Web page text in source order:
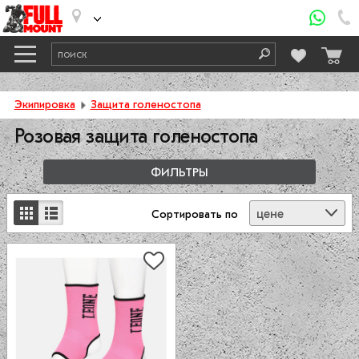
Экипировка Защита голеностопа
Розовая защита голеностопа
ФИЛЬТРЫ
Сортировать по цене